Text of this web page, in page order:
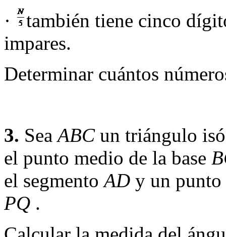
·
también tiene cinco
impares.
Determinar cuántos
3. SeaABC un triángulo
el punto medio de la base
el segmentoAD y un punto
PQ .